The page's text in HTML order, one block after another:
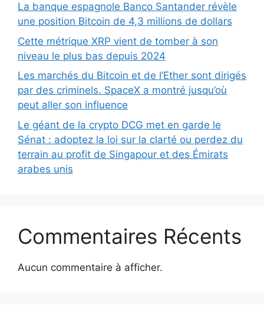
La banque espagnole Banco Santander révèle
une position Bitcoin de 4,3 millions de dollars
Cette métrique XRP vient de tomber à son
niveau le plus bas depuis 2024
Les marchés du Bitcoin et de l’Ether sont dirigés
par des criminels. SpaceX a montré jusqu’où
peut aller son influence
Le géant de la crypto DCG met en garde le
Sénat : adoptez la loi sur la clarté ou perdez du
terrain au profit de Singapour et des Émirats
arabes unis
Commentaires Récents
Aucun commentaire à afficher.